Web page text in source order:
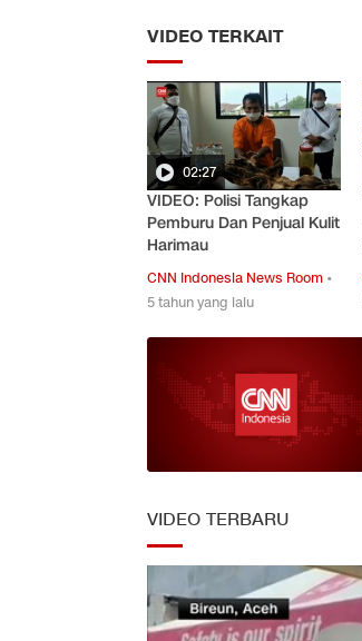
VIDEO TERKAIT
02:27
VIDEO: Polisi Tangkap
Pemburu Dan Penjual Kulit
Harimau
CNN Indonesia News Room •
5 tahun yang lalu
VIDEO TERBARU